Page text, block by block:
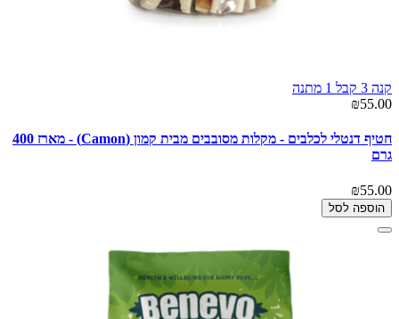
קנה 3 קבל 1 מתנה
₪55.00
חטיף דנטלי לכלבים - מקלות מסובבים מבית קמון (Camon) - מארז 400
גרם
₪55.00
הוספה לסל